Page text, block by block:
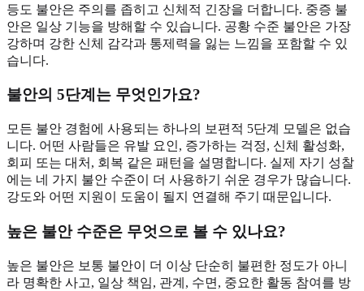
등도 불안은 주의를 좁히고 신체적 긴장을 더합니다. 중증 불
안은 일상 기능을 방해할 수 있습니다. 공황 수준 불안은 가장
강하며 강한 신체 감각과 통제력을 잃는 느낌을 포함할 수 있
습니다.
불안의 5단계는 무엇인가요?
모든 불안 경험에 사용되는 하나의 보편적 5단계 모델은 없습
니다. 어떤 사람들은 유발 요인, 증가하는 걱정, 신체 활성화,
회피 또는 대처, 회복 같은 패턴을 설명합니다. 실제 자기 성찰
에는 네 가지 불안 수준이 더 사용하기 쉬운 경우가 많습니다.
강도와 어떤 지원이 도움이 될지 연결해 주기 때문입니다.
높은 불안 수준은 무엇으로 볼 수 있나요?
높은 불안은 보통 불안이 더 이상 단순히 불편한 정도가 아니
라 명확한 사고, 일상 책임, 관계, 수면, 중요한 활동 참여를 방